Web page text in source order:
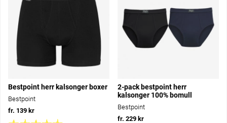
Bestpoint herr kalsonger boxer
Bestpoint
fr. 139 kr
2-pack bestpoint herr
kalsonger 100% bomull
Bestpoint
fr. 229 kr